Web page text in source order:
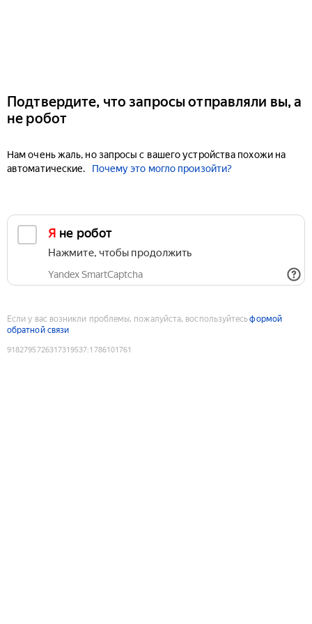
Подтвердите, что запросы отправляли вы, а
не робот
Нам очень жаль, но запросы с вашего устройства похожи на
автоматические.
Почему это могло произойти?
Я не робот
Нажмите, чтобы продолжить
Yandex SmartCaptcha
Если у вас возникли проблемы, пожалуйста, воспользуйтесьформой
обратной связи
9182795726317319537:1786101761